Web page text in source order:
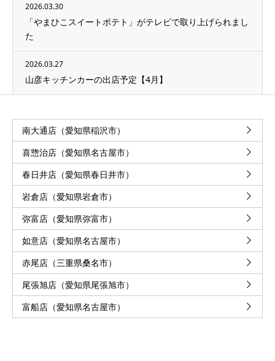
2026.03.30
「やまひこスイートポテト」がテレビで取り上げられまし
た
2026.03.27
山彦キッチンカーの出店予定【4月】
南大通店（愛知県稲沢市）
喜惣治店（愛知県名古屋市）
春日井店（愛知県春日井市）
岩倉店（愛知県岩倉市）
弥富店（愛知県弥富市）
如意店（愛知県名古屋市）
赤尾店（三重県桑名市）
尾張旭店（愛知県尾張旭市）
富船店（愛知県名古屋市）